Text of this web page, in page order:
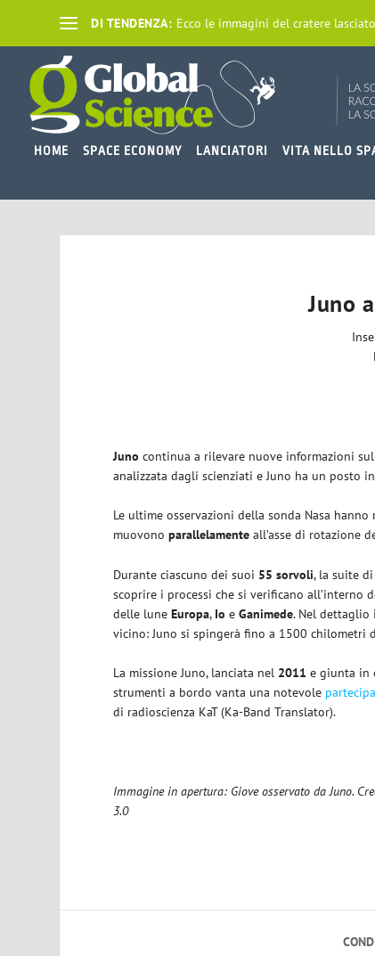
DI TENDENZA: Ecco le immagini del cratere
HOME SPACE ECONOMY LANCIATORI VITA NELLO
Juno
Juno continua a rilevare nuove informazioni
analizzata dagli scienziati e Juno ha un posto
Le ultime osservazioni della sonda Nasa hanno
muovono parallelamente all’asse di rotazione
Durante ciascuno dei suoi 55 sorvoli, la suite
scoprire i processi che si verificano all’interno
delle luneEuropa, Io eGanimede. Nel dettaglio
vicino: Juno si spingerà fino a 1500 chilometri
La missione Juno, lanciata nel 2011 e giunta in
strumenti a bordo vanta una notevole
di radioscienza KaT(Ka-Band Translator).
Immagine in apertura: Giove osservato da Juno.
3.0